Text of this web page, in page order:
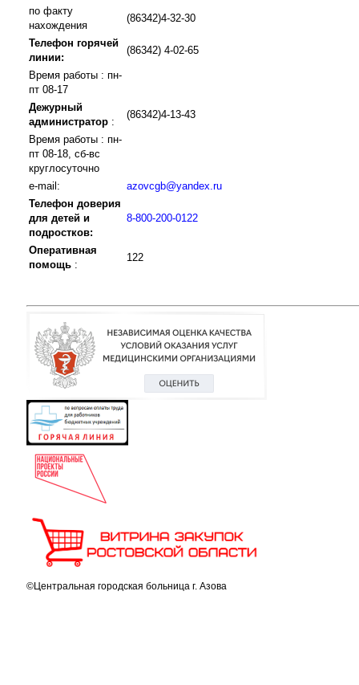
по факту
нахождения
(86342)4-32-30
Телефон горячей
линии:
(86342) 4-02-65
Время работы : пн-
пт 08-17
Дежурный
администратор :
(86342)4-13-43
Время работы : пн-
пт 08-18, сб-вс
круглосуточно
e-mail:
azovcgb@yandex.ru
Телефон доверия
для детей и
подростков:
8-800-200-0122
Оперативная
помощь :
122
©Центральная городская больница г. Азова